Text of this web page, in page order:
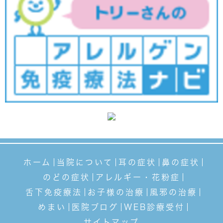
ホーム 当院について 耳の症状
鼻の症状
のどの症状
アレルギー・花粉症
舌下免疫療法
お子様の治療
風邪の治療
めまい
医院ブログ
WEB診療受付